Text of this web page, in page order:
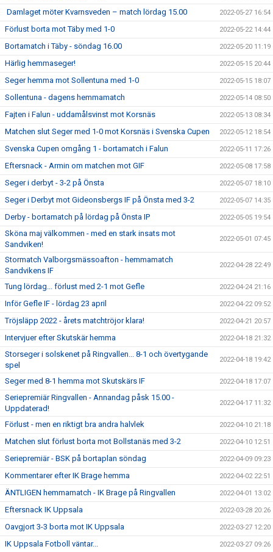
Damlaget möter Kvarnsveden – match lördag 15.00 2022-05-27 16:54
Förlust borta mot Täby med 1-0 2022-05-22 14:44
Bortamatch i Täby - söndag 16.00 2022-05-20 11:19
Härlig hemmaseger! 2022-05-15 20:44
Seger hemma mot Sollentuna med 1-0 2022-05-15 18:07
Sollentuna - dagens hemmamatch 2022-05-14 08:50
Fajten i Falun - uddamålsvinst mot Korsnäs 2022-05-13 08:34
Matchen slut Seger med 1-0 mot Korsnäs i Svenska Cupen 2022-05-12 18:54
Svenska Cupen omgång 1 - bortamatch i Falun 2022-05-11 17:26
Eftersnack - Armin om matchen mot GIF 2022-05-08 17:58
Seger i derbyt - 3-2 på Önsta 2022-05-07 18:10
Seger i Derbyt mot Gideonsbergs IF på Önsta med 3-2 2022-05-07 14:35
Derby - bortamatch på lördag på Önsta IP 2022-05-05 19:54
Sköna maj välkommen - med en stark insats mot
Sandviken!
2022-05-01 07:45
Stormatch Valborgsmässoafton - hemmamatch
Sandvikens IF
2022-04-28 22:49
Tung lördag... förlust med 2-1 mot Gefle 2022-04-24 21:16
Inför Gefle IF - lördag 23 april 2022-04-22 09:52
Tröjsläpp 2022 - årets matchtröjor klara! 2022-04-21 20:57
Intervjuer efter Skutskär hemma 2022-04-18 21:32
Storseger i solskenet på Ringvallen... 8-1 och övertygande
spel
2022-04-18 19:42
Seger med 8-1 hemma mot Skutskärs IF 2022-04-18 17:07
Seriepremiär Ringvallen - Annandag påsk 15.00 -
Uppdaterad!
2022-04-17 11:32
Förlust - men en riktigt bra andra halvlek 2022-04-10 21:18
Matchen slut förlust borta mot Bollstanäs med 3-2 2022-04-10 12:51
Seriepremiär - BSK på bortaplan söndag 2022-04-09 09:23
Kommentarer efter IK Brage hemma 2022-04-02 22:51
ÄNTLIGEN hemmamatch - IK Brage på Ringvallen 2022-04-01 13:02
Eftersnack IK Uppsala 2022-03-28 20:26
Oavgjort 3-3 borta mot IK Uppsala 2022-03-27 12:20
IK Uppsala Fotboll väntar... 2022-03-27 09:26